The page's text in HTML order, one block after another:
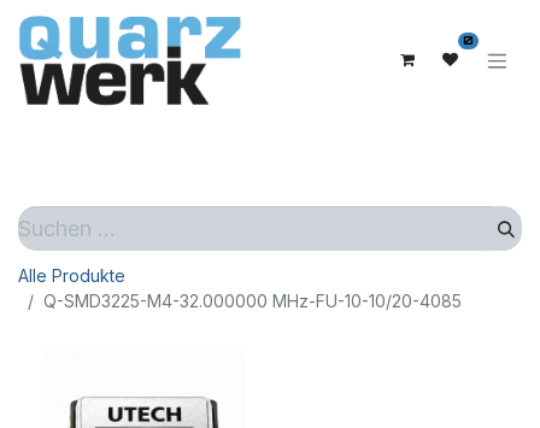
0
Alle Produkte
Q-SMD3225-M4-32.000000 MHz-FU-10-10/20-4085